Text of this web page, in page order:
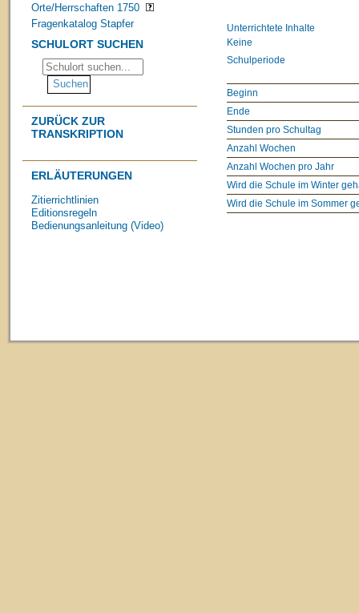
Orte/Herrschaften 1750
Fragenkatalog Stapfer
SCHULORT SUCHEN
ZURÜCK ZUR
TRANSKRIPTION
ERLÄUTERUNGEN
Zitierrichtlinien
Editionsregeln
Bedienungsanleitung (Video)
Unterrichtete Inhalte
Keine
Schulperiode
Beginn
Ende
Stunden pro Schultag
Anzahl Wochen
Anzahl Wochen pro Jahr
Wird die Schule im Winter
Wird die Schule im Sommer